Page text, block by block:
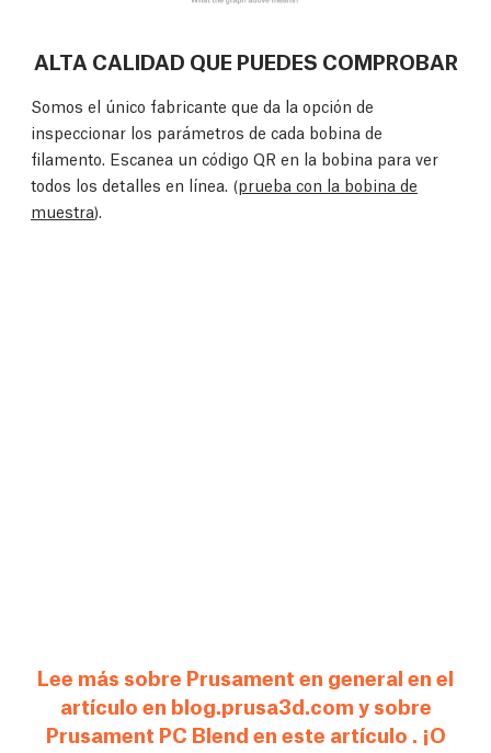
ALTA CALIDAD QUE PUEDES COMPROBAR
Somos el único fabricante que da la opción de
inspeccionar los parámetros de cada bobina de
filamento. Escanea un código QR en la bobina para ver
todos los detalles en línea. (prueba con la bobina de
muestra).
Lee más sobre Prusament en general en el
artículo en blog.prusa3d.com y sobre
Prusament PC Blend en este artículo . ¡O